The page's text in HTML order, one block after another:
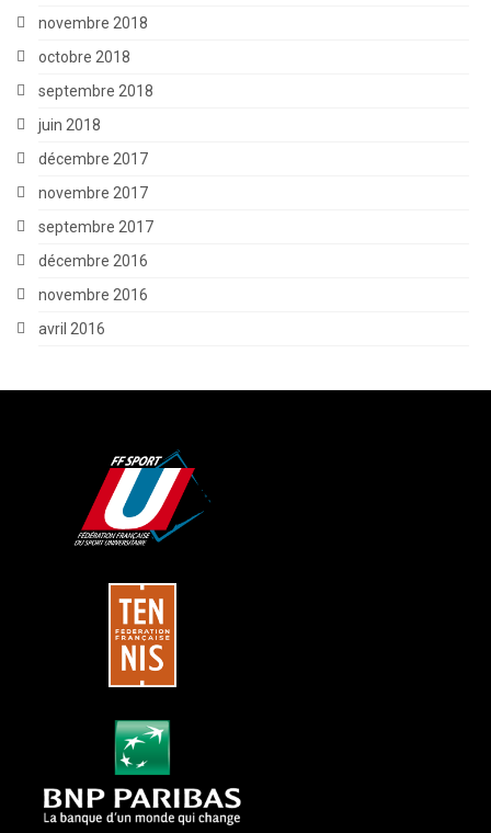
novembre 2018
octobre 2018
septembre 2018
juin 2018
décembre 2017
novembre 2017
septembre 2017
décembre 2016
novembre 2016
avril 2016